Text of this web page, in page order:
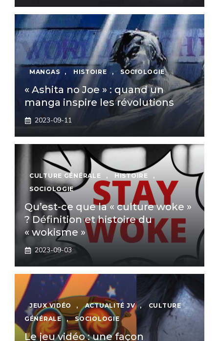
MANGAS , HISTOIRE , SOCIOLOGIE
« Ashita no Joe » : quand un
manga inspire les révolutions
2023-09-11
CULTURE GÉNÉRALE , HISTOIRE
,
SOCIOLOGIE
Qu’est-ce que la « culture woke »
? Définition et histoire du
« wokisme »
2023-09-03
JEUX VIDÉO , ACTUALITÉ JV ,
CULTURE
GÉNÉRALE
, SOCIOLOGIE
Le jeu vidéo : une façon